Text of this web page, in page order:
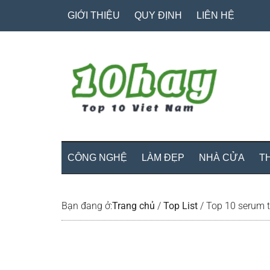
GIỚI THIỆU QUY ĐỊNH LIÊN HỆ
CÔNG NGHỆ LÀM ĐẸP NHÀ CỬA
Bạn đang ở:Trang chủ / Top List / Top 10 serum